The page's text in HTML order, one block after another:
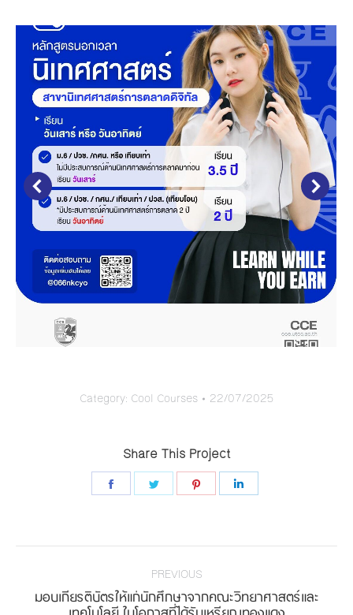
Category: Cool Courses 22/07/2025
Share This Project
Share
Share
Share
PREVIOUS
Previous
มอบเกียรติบัตรให้แก่นักศึกษาจากคณะวิทยาศาสตร์และ